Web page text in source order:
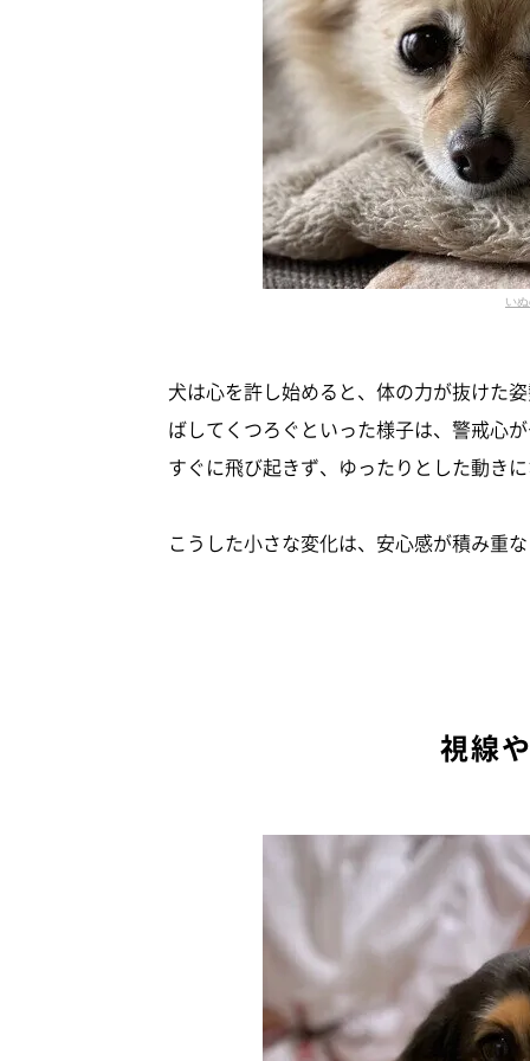
い
犬は心を許し始めると、体の力が抜けた
ばしてくつろぐといった様子は、警戒心
すぐに飛び起きず、ゆったりとした動き
こうした小さな変化は、安心感が積み重
視線